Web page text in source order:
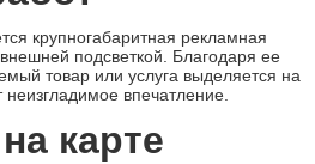
крупногабаритная рекламная
подсветкой. Благодаря ее
товар или услуга выделяется на
впечатление.
карте